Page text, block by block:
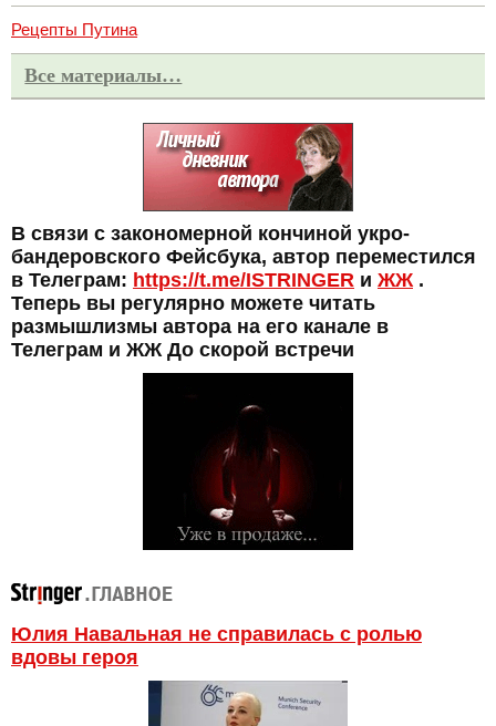
Рецепты Путина
Все материалы…
В связи с закономерной кончиной укро-
бандеровского Фейсбука, автор переместился
в Телеграм: https://t.me/ISTRINGER и ЖЖ .
Теперь вы регулярно можете читать
размышлизмы автора на его канале в
Телеграм и ЖЖ До скорой встречи
Юлия Навальная не справилась с ролью
вдовы героя